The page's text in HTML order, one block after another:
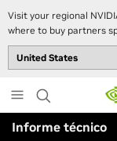
Visit your regional
where to buy partners
to
main
content
Informe técnico